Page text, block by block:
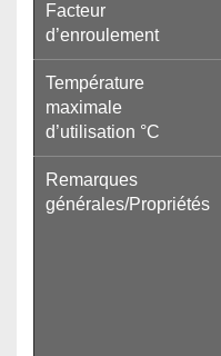
Facteur
d’enroulement
Température
maximale
d’utilisation °C
Remarques
générales/Propriétés